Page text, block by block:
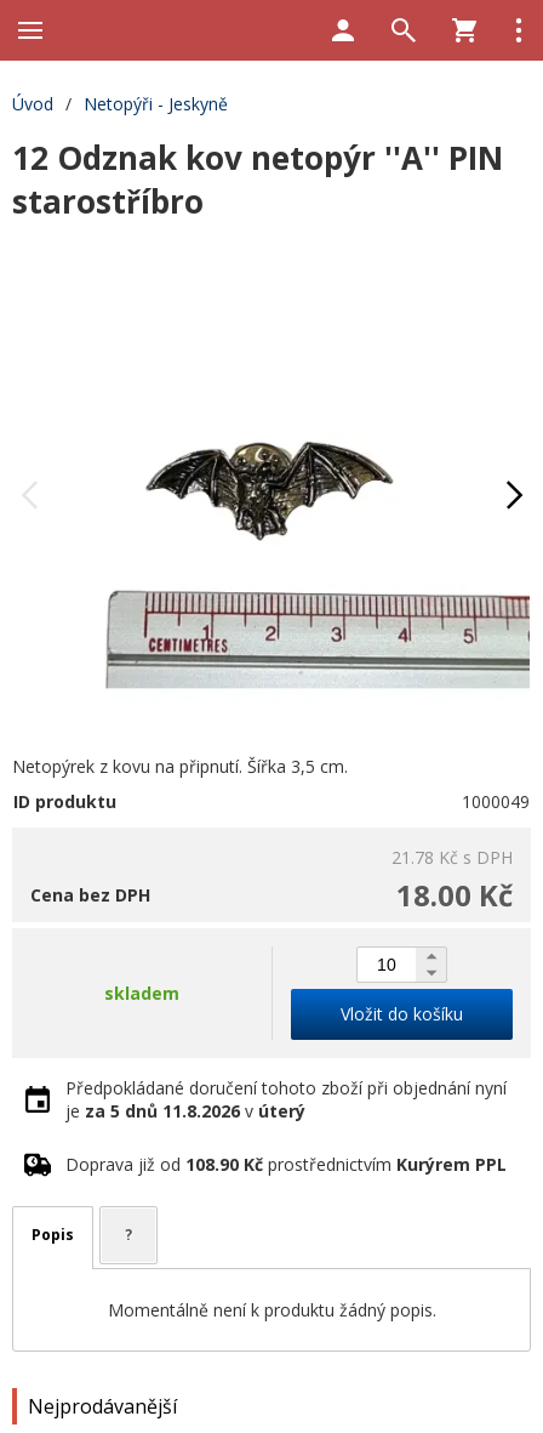
Nejprodávanější
Úvod / Netopýři - Jeskyně
12 Odznak kov netopýr ''A'' PIN
starostříbro
Netopýrek z kovu na připnutí. Šířka 3,5 cm.
ID produktu
1000049
21.78 Kč s DPH
18.00 Kč
Cena bez DPH
skladem
Vložit do košíku
Předpokládané doručení tohoto zboží při objednání nyní
je za 5 dnů 11.8.2026 v úterý
Doprava již od 108.90 Kč prostřednictvím Kurýrem PPL
Popis ?
Momentálně není k produktu žádný popis.